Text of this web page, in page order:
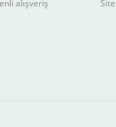
3 Taksit
alışveriş